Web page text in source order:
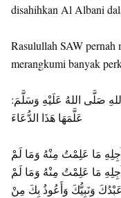
disahihkan Al Albani
Rasulullah SAW pernah
merangkumi banyak
:عَنْ عَائِشَةَ رضي الله عنها أَنَّ رَسُولَ اللهِ صَلَّى اللهُ عَلَيْهِ وَسَلَّمَ
عَلَّمَهَا هَذَا الدُّعَاءَ
مَا عَلِمْتُ مِنْهُ وَمَا لَمْ
مَا عَلِمْتُ مِنْهُ وَمَا لَمْ
وَنَبِيُّكَ وَأَعُوذُ بِكَ مِنْ